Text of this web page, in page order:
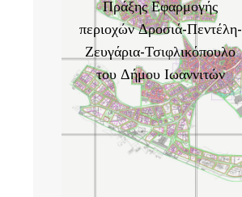
Πράξης Εφαρμογής
περιοχών Δροσιά-Πεντέλη-
Ζευγάρια-Τσιφλικόπουλο
του Δήμου Ιωαννιτών